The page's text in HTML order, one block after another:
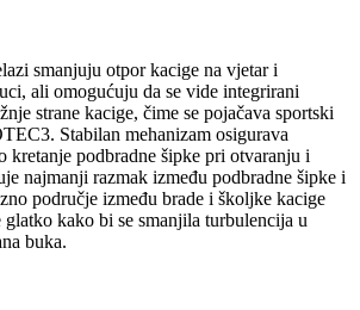
smanjuju otpor kacige na vjetar i
ali omogućuju da se vide integrirani
strane kacige, čime se pojačava sportski
Stabilan mehanizam osigurava
kretanje podbradne šipke pri otvaranju i
najmanji razmak između podbradne šipke i
područje između brade i školjke kacige
kako bi se smanjila turbulencija u
buka.